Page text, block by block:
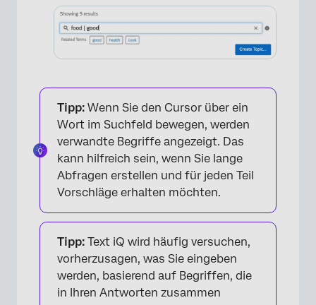
Tipp: Wenn Sie den Cursor über ein
Wort im Suchfeld bewegen, werden
verwandte Begriffe angezeigt. Das
kann hilfreich sein, wenn Sie lange
Abfragen erstellen und für jeden Teil
Vorschläge erhalten möchten.
Tipp: Text iQ wird häufig versuchen,
vorherzusagen, was Sie eingeben
werden, basierend auf Begriffen, die
in Ihren Antworten zusammen